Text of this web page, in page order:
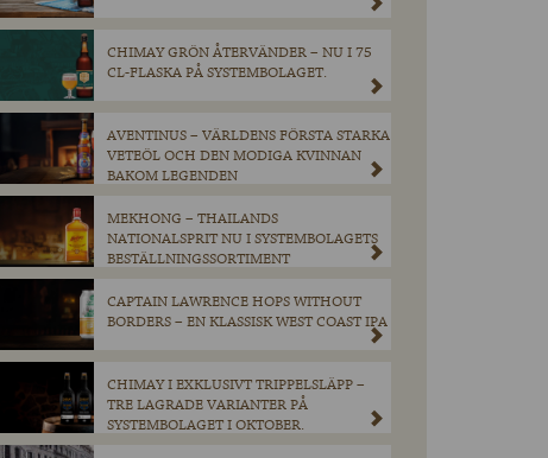
CHIMAY GRÖN ÅTERVÄNDER – NU I 75
CL-FLASKA PÅ SYSTEMBOLAGET.
AVENTINUS – VÄRLDENS FÖRSTA STARKA
VETEÖL OCH DEN MODIGA KVINNAN
BAKOM LEGENDEN
MEKHONG – THAILANDS
NATIONALSPRIT NU I SYSTEMBOLAGETS
BESTÄLLNINGSSORTIMENT
CAPTAIN LAWRENCE HOPS WITHOUT
BORDERS – EN KLASSISK WEST COAST IPA
CHIMAY I EXKLUSIVT TRIPPELSLÄPP –
TRE LAGRADE VARIANTER PÅ
SYSTEMBOLAGET I OKTOBER.